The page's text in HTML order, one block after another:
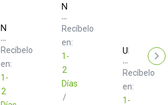
Neo
d+
class
B
cable
set
Recíbelo
en:
1-
2
Neo
d+
CB
A
Recíbelo
en:
1-
2
Días
/
UDG
Ultimate
Audio
Cable
USB
2.0
Recíbelo
en:
1-